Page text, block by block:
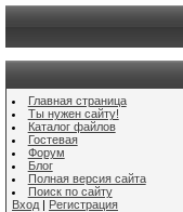
Главная страница
Ты нужен сайту!
Каталог файлов
Гостевая
Форум
Блог
Полная версия сайта
Поиск по сайту
Вход | Регистрация